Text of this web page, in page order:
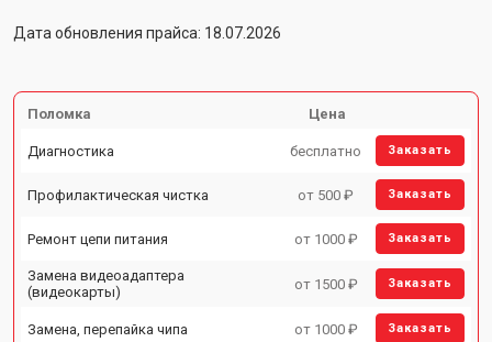
Дата обновления прайса: 18.07.2026
Поломка Цена
Диагностика бесплатно Заказать
Профилактическая чистка от 500 ₽ Заказать
Ремонт цепи питания от 1000 ₽ Заказать
Замена видеоадаптера
(видеокарты)
от 1500 ₽ Заказать
Замена, перепайка чипа от 1000 ₽ Заказать